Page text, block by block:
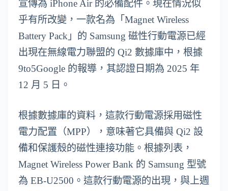
宣傳為 iPhone Air 的必備配件。現在情況似
乎有所改變，一款名為「Magnet Wireless
Battery Pack」的 Samsung 磁性行動電源已經
出現在無線電力聯盟的 Qi2 數據庫中，根據
9to5Google 的報導，其認證日期為 2025 年
12 月 5 日。
根據數據庫的資料，這款行動電源採用磁性
電力配置（MPP），意味著它具備與 Qi2 設
備和保護殼的磁性連接功能。根據列表，
Magnet Wireless Power Bank 的 Samsung 型號
為 EB-U2500。這款行動電源的出現，與上週